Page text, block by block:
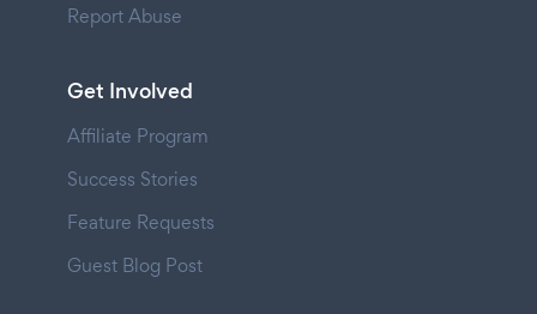
Report Abuse
Get Involved
Affiliate Program
Success Stories
Feature Requests
Guest Blog Post